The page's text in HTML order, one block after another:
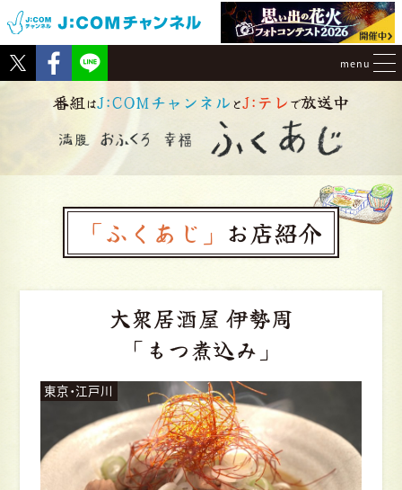
Tweet Facebook
menu
番組はJ:COMチャンネル とJ:テレ で放送中
「ふくあじ」 お店紹介
大衆居酒屋 伊勢周
「もつ煮込み」
東京・江戸川